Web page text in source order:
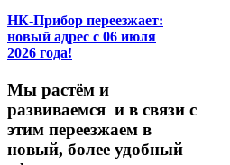
НК-Прибор переезжает:
новый адрес с 06 июля
2026 года!
Мы растём и
развиваемся и в связи с
этим переезжаем в
новый, более удобный